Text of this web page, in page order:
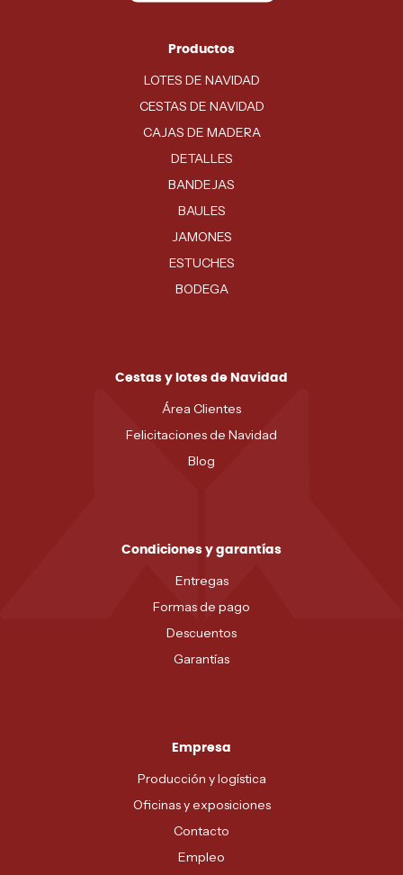
Productos
LOTES DE NAVIDAD
CESTAS DE NAVIDAD
CAJAS DE MADERA
DETALLES
BANDEJAS
BAULES
JAMONES
ESTUCHES
BODEGA
Cestas y lotes de Navidad
Área Clientes
Felicitaciones de Navidad
Blog
Condiciones y garantías
Entregas
Formas de pago
Descuentos
Garantías
Empresa
Producción y logística
Oficinas y exposiciones
Contacto
Empleo